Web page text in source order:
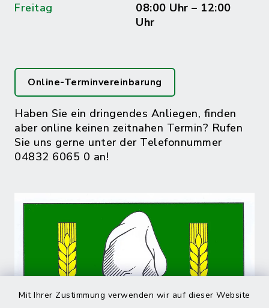
Mit Ihrer Zustimmung verwenden wir auf dieser Website
Freitag
08:00 Uhr – 12:00
Uhr
Online-Terminvereinbarung
Haben Sie ein dringendes Anliegen, finden
aber online keinen zeitnahen Termin? Rufen
Sie uns gerne unter der Telefonnummer
04832 6065 0 an!